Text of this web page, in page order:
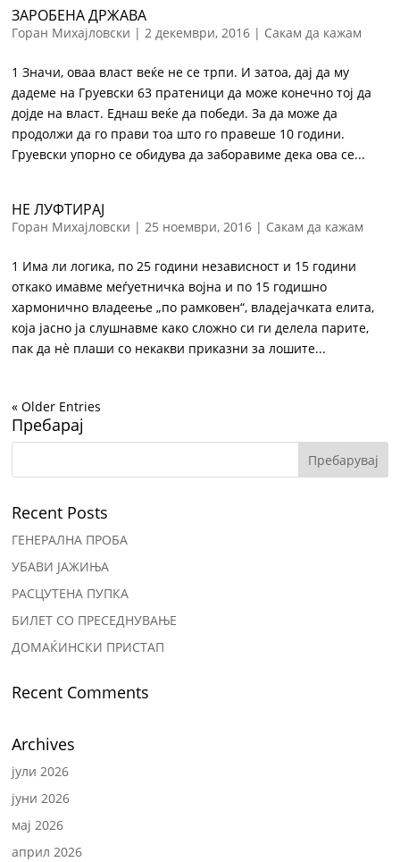
ЗАРОБЕНА ДРЖАВА
Горан Михајловски |2 декември, 2016 | Сакам да кажам
1 Значи, оваа власт веќе не се трпи. И затоа, дај да му
дадеме на Груевски 63 пратеници да може конечно тој да
дојде на власт. Еднаш веќе да победи. За да може да
продолжи да го прави тоа што го правеше 10 години.
Груевски упорно се обидува да заборавиме дека ова се...
НЕ ЛУФТИРАЈ
Горан Михајловски |25 ноември, 2016 | Сакам да кажам
1 Има ли логика, по 25 години независност и 15 години
откако имавме меѓуетничка војна и по 15 годишно
хармонично владеење „по рамковен“, владејачката елита,
која јасно ја слушнавме како сложно си ги делела парите,
пак да нè плаши со некакви приказни за лошите...
« Older Entries
Пребарај
Recent Posts
ГЕНЕРАЛНА ПРОБА
УБАВИ ЈАЖИЊА
РАСЦУТЕНА ПУПКА
БИЛЕТ СО ПРЕСЕДНУВАЊЕ
ДОМАЌИНСКИ ПРИСТАП
Recent Comments
Archives
јули 2026
јуни 2026
мај 2026
април 2026